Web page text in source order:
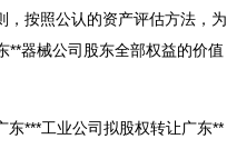
，按照公认的资产评估方法，为
**器械公司股东全部权益的价值
东***工业公司拟股权转让广东**